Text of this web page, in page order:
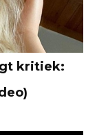
kritiek: